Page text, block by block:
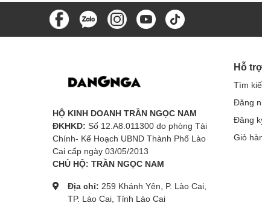
HỘ KINH DOANH TRẦN NGỌC NAM
ĐKHKD: Số 12.A8.011300 do phòng Tài
Chính- Kế Hoạch UBND Thành Phố Lào
Cai cấp ngày 03/05/2013
CHỦ HỘ: TRẦN NGỌC NAM
Địa chỉ: 259 Khánh Yên, P. Lào Cai,
TP. Lào Cai, Tỉnh Lào Cai
Hỗ trợ
Tìm
Đăng
Đăng
Giỏ